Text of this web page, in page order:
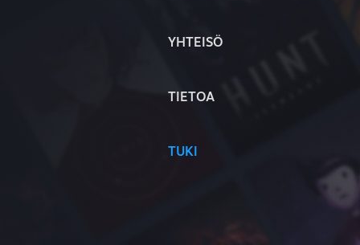
YHTEISÖ
TIETOA
TUKI